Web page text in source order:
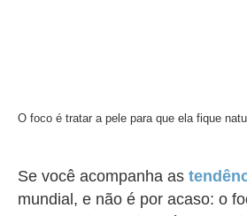
O foco é tratar a pele para que ela fique
Se você acompanha as
mundial, e não é por acaso: o